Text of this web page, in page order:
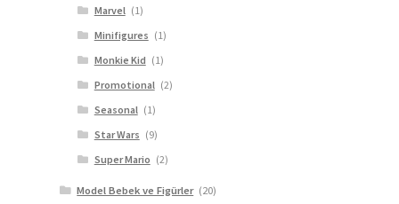
Marvel (1)
Minifigures (1)
Monkie Kid (1)
Promotional (2)
Seasonal (1)
Star Wars (9)
Super Mario (2)
Model Bebek ve Figürler (20)